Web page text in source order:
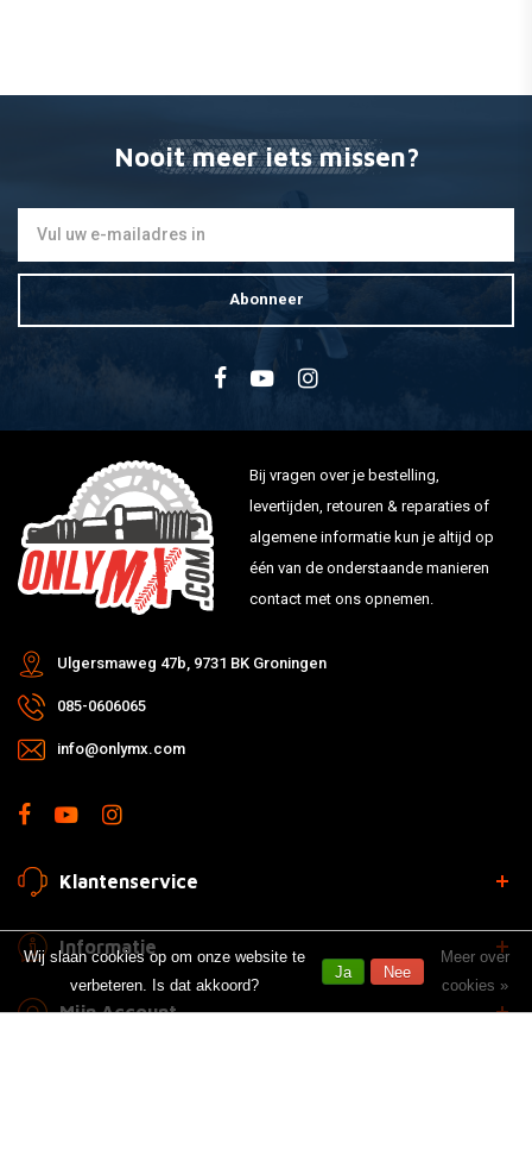
Nooit meer iets missen?
Abonneer
Bij vragen over je bestelling,
levertijden, retouren & reparaties of
algemene informatie kun je altijd op
één van de onderstaande manieren
contact met ons opnemen.
Ulgersmaweg 47b, 9731 BK Groningen
085-0606065
info@onlymx.com
Klantenservice
Informatie
Mijn Account
Wij slaan cookies op om onze website te
verbeteren. Is dat akkoord?
Ja Nee
Meer over
cookies »